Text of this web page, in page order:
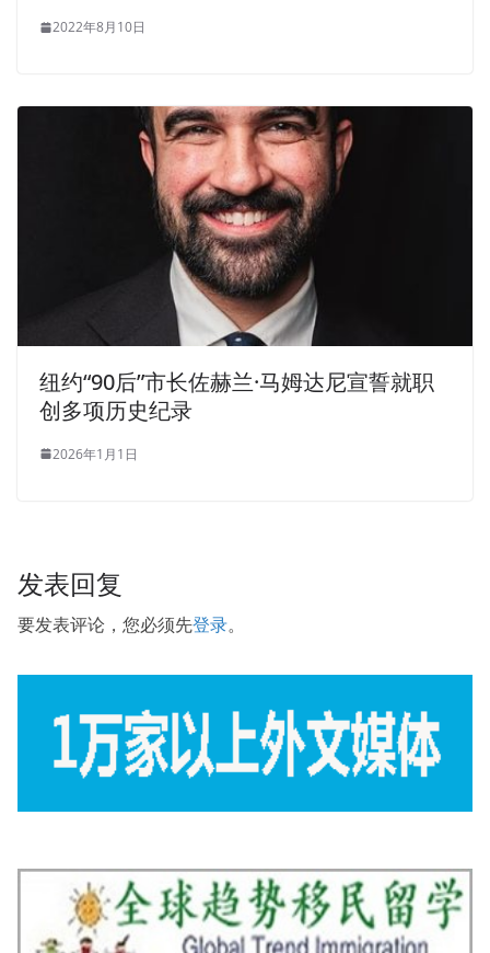
2022年8月10日
纽约“90后”市长佐赫兰·马姆达尼宣誓就职
创多项历史纪录
2026年1月1日
发表回复
要发表评论，您必须先登录。